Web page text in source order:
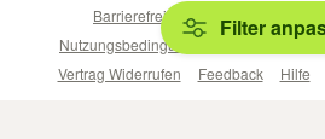
Filter
Barrierefreiheitserklärung
Nutzungsbedingungen
Beliebte Suchen
Vertrag Widerrufen
Feedback Hilfe